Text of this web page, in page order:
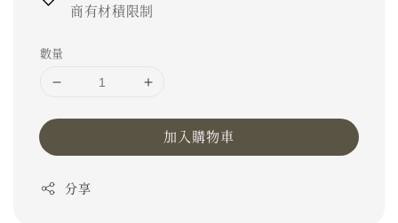
商有材積限制
數量
加入購物車
分享